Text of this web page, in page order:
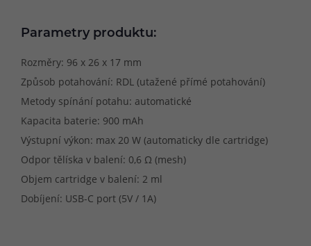
Parametry produktu:
Rozměry: 96 x 26 x 17 mm
Způsob potahování: RDL (utažené přímé potahování)
Metody spínání potahu: automatické
Kapacita baterie: 900 mAh
Výstupní výkon: max 20 W (automaticky dle cartridge)
Odpor tělíska v balení: 0,6 Ω (mesh)
Objem cartridge v balení: 2 ml
Dobíjení: USB-C port (5V / 1A)